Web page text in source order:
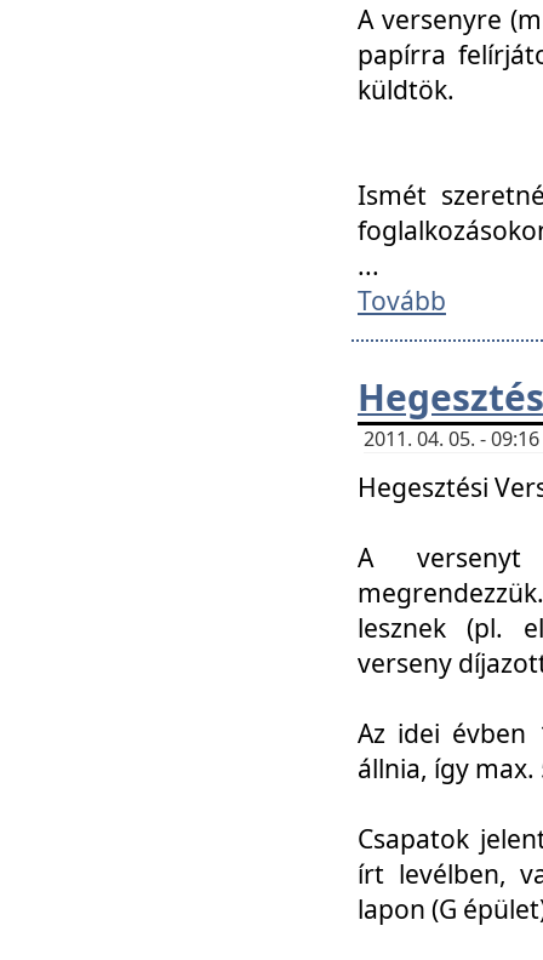
A versenyre
papírra
küldtök.
Ismét
...
Tovább
2011. 04. 05. -
Hegesztési
A versenyt
lesznek (pl.
verseny
Az idei évben
állnia, így
Csapatok
írt levélben,
lapon (G